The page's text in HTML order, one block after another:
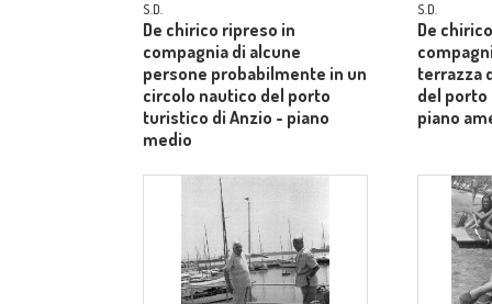
S.D.
De chirico ripreso in
compagnia di alcune
persone probabilmente in un
circolo nautico del porto
turistico di Anzio - piano
medio
S.D.
De
terrazza
del
piano